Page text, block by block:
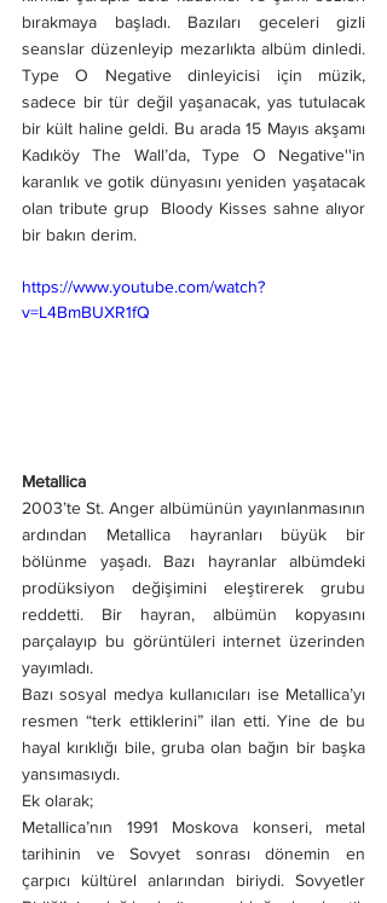
bırakmaya başladı. Bazıları geceleri gizli
seanslar düzenleyip mezarlıkta albüm dinledi.
Type O Negative dinleyicisi için müzik,
sadece bir tür değil yaşanacak, yas tutulacak
bir kült haline geldi. Bu arada 15 Mayıs akşamı
Kadıköy The Wall’da, Type O Negative''in
karanlık ve gotik dünyasını yeniden yaşatacak
olan tribute grup  Bloody Kisses sahne alıyor
bir bakın derim.
https://www.youtube.com/watch?
v=L4BmBUXR1fQ
Metallica
2003’te St. Anger albümünün yayınlanmasının
ardından Metallica hayranları büyük bir
bölünme yaşadı. Bazı hayranlar albümdeki
prodüksiyon değişimini eleştirerek grubu
reddetti. Bir hayran, albümün kopyasını
parçalayıp bu görüntüleri internet üzerinden
yayımladı.
Bazı sosyal medya kullanıcıları ise Metallica’yı
resmen “terk ettiklerini” ilan etti. Yine de bu
hayal kırıklığı bile, gruba olan bağın bir başka
yansımasıydı.
Ek olarak;
Metallica’nın 1991 Moskova konseri, metal
tarihinin ve Sovyet sonrası dönemin en
çarpıcı kültürel anlarından biriydi. Sovyetler